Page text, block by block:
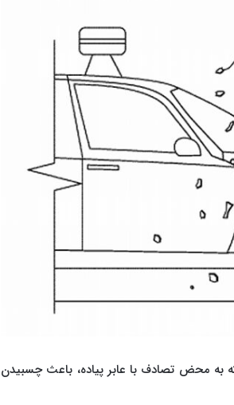
محض تصادف با عابر پیاده، باعث چسبیدن